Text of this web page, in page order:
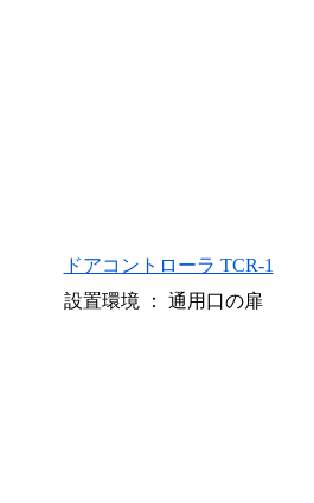
ドアコントローラ TCR-1
設置環境 ： 通用口の扉